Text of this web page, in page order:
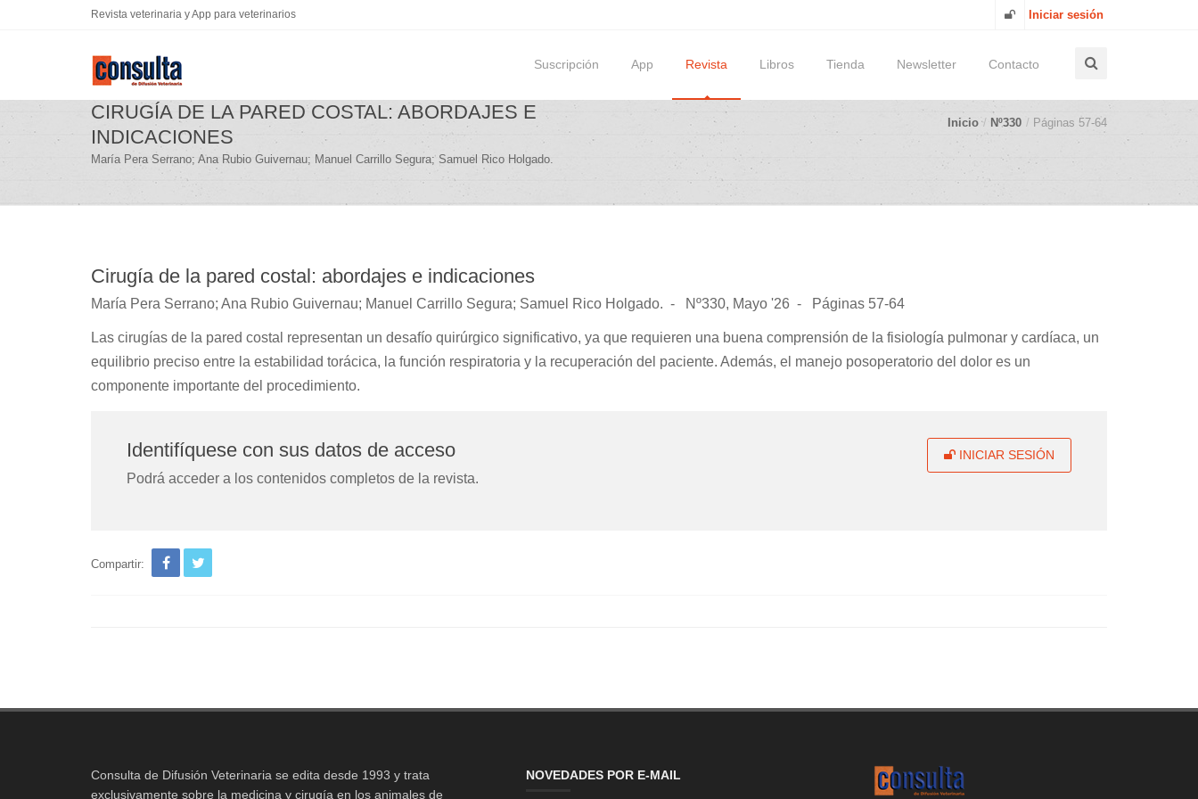
Revista veterinaria y App para veterinarios Iniciar sesión
Suscripción App Revista Libros Tienda Newsletter Contacto
CIRUGÍA DE LA PARED COSTAL: ABORDAJES E
INDICACIONES
María Pera Serrano; Ana Rubio Guivernau; Manuel Carrillo Segura; Samuel Rico Holgado.
Inicio Nº330 Páginas 57-64
Cirugía de la pared costal: abordajes e indicaciones
María Pera Serrano; Ana Rubio Guivernau; Manuel Carrillo Segura; Samuel Rico Holgado. Nº330, Mayo '26 Páginas 57-64
Las cirugías de la pared costal representan un desafío quirúrgico significativo, ya que requieren una buena comprensión de la fisiología pulmonar y cardíaca, un
equilibrio preciso entre la estabilidad torácica, la función respiratoria y la recuperación del paciente. Además, el manejo posoperatorio del dolor es un
componente importante del procedimiento.
INICIAR SESIÓN
Identifíquese con sus datos de acceso
Podrá acceder a los contenidos completos de la revista.
Compartir:
Consulta de Difusión Veterinaria se edita desde 1993 y trata
exclusivamente sobre la medicina y cirugía en los animales de
NOVEDADES POR E-MAIL